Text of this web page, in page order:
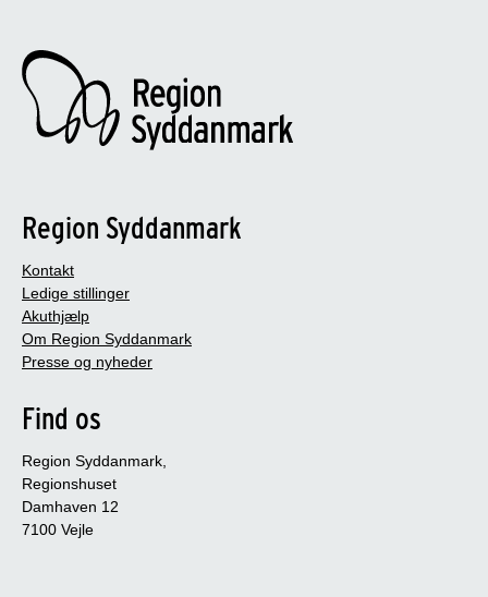
Region Syddanmark
Kontakt
Ledige stillinger
Akuthjælp
Om Region Syddanmark
Presse og nyheder
Find os
Region Syddanmark,
Regionshuset
Damhaven 12
7100 Vejle